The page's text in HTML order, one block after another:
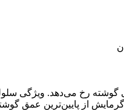
رخ می‌دهد. ویژگی